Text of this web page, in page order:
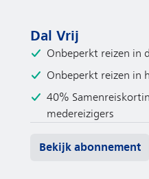
Bekijk abonnement